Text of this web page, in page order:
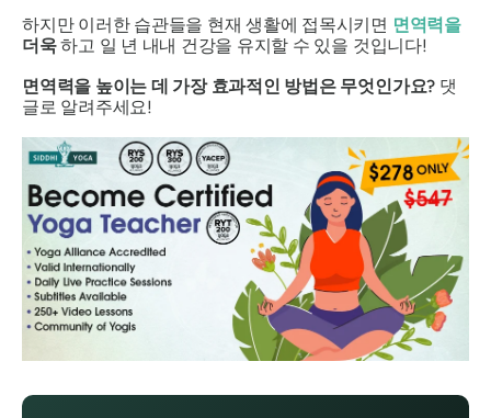
하지만 이러한 습관들을 현재 생활에 접목시키면 면역력을
더욱하고 일 년 내내 건강을 유지할 수 있을 것입니다!
면역력을 높이는 데 가장 효과적인 방법은 무엇인가요? 댓
글로 알려주세요!